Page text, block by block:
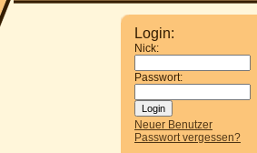
Login:
Nick:
Passwort:
Neuer Benutzer
Passwort vergessen?